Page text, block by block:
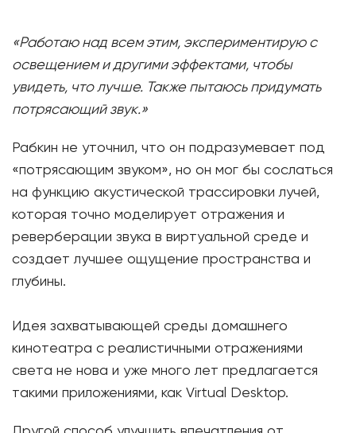
«Работаю над всем этим, экспериментирую с
освещением и другими эффектами, чтобы
увидеть, что лучше. Также пытаюсь придумать
потрясающий звук.»
Рабкин не уточнил, что он подразумевает под
«потрясающим звуком», но он мог бы сослаться
на функцию акустической трассировки лучей,
которая точно моделирует отражения и
реверберации звука в виртуальной среде и
создает лучшее ощущение пространства и
глубины.
Идея захватывающей среды домашнего
кинотеатра с реалистичными отражениями
света не нова и уже много лет предлагается
такими приложениями, как Virtual Desktop.